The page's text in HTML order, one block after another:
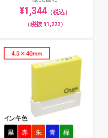
¥1,344 （税込）
（税抜 ¥1,222）